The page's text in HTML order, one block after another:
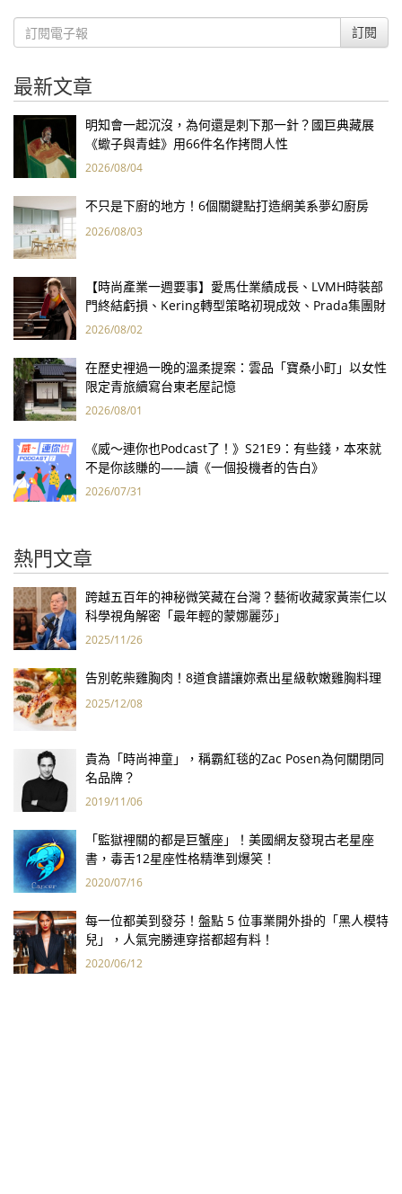
訂閱
最新文章
明知會一起沉沒，為何還是刺下那一針？國巨典藏展
《蠍子與青蛙》用66件名作拷問人性
2026/08/04
不只是下廚的地方！6個關鍵點打造網美系夢幻廚房
2026/08/03
【時尚產業一週要事】愛馬仕業績成長、LVMH時裝部
門終結虧損、Kering轉型策略初現成效、Prada集團財
報亮眼
2026/08/02
在歷史裡過一晚的溫柔提案：雲品「寶桑小町」以女性
限定青旅續寫台東老屋記憶
2026/08/01
《威～連你也Podcast了！》S21E9：有些錢，本來就
不是你該賺的——讀《一個投機者的告白》
2026/07/31
熱門文章
跨越五百年的神秘微笑藏在台灣？藝術收藏家黃崇仁以
科學視角解密「最年輕的蒙娜麗莎」
2025/11/26
告別乾柴雞胸肉！8道食譜讓妳煮出星級軟嫩雞胸料理
2025/12/08
貴為「時尚神童」，稱霸紅毯的Zac Posen為何關閉同
名品牌？
2019/11/06
「監獄裡關的都是巨蟹座」！美國網友發現古老星座
書，毒舌12星座性格精準到爆笑！
2020/07/16
每一位都美到發芬！盤點 5 位事業開外掛的「黑人模特
兒」，人氣完勝連穿搭都超有料！
2020/06/12